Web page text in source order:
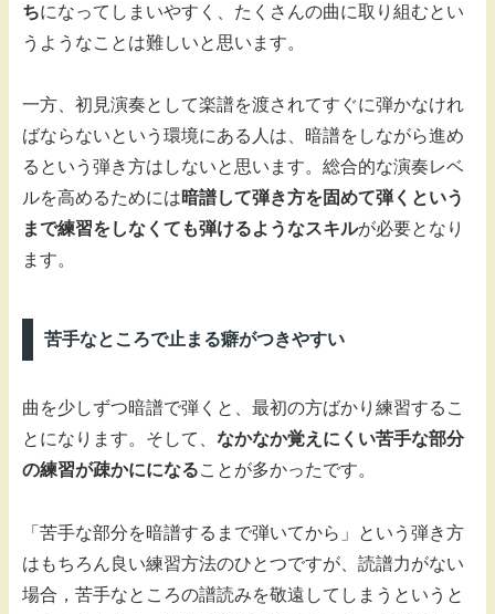
ちになってしまいやすく、たくさんの曲に取り組むとい
うようなことは難しいと思います。
一方、初見演奏として楽譜を渡されてすぐに弾かなけれ
ばならないという環境にある人は、暗譜をしながら進め
るという弾き方はしないと思います。総合的な演奏レベ
ルを高めるためには暗譜して弾き方を固めて弾くという
まで練習をしなくても弾けるようなスキルが必要となり
ます。
苦手なところで止まる癖がつきやすい
曲を少しずつ暗譜で弾くと、最初の方ばかり練習するこ
とになります。そして、 なかなか覚えにくい苦手な部分
の練習が疎かにになることが多かったです。
「苦手な部分を暗譜するまで弾いてから」という弾き方
はもちろん良い練習方法のひとつですが、読譜力がない
場合，苦手なところの譜読みを敬遠してしまうというと